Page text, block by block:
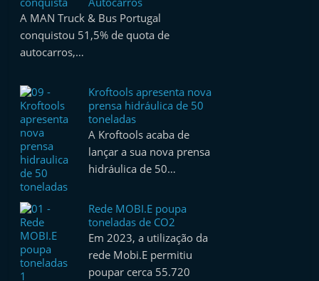
A MAN Truck & Bus Portugal
conquistou 51,5% de quota de
autocarros,…
Kroftools apresenta nova
prensa hidráulica de 50
toneladas
A Kroftools acaba de
lançar a sua nova prensa
hidráulica de 50…
Rede MOBI.E poupa
toneladas de CO2
Em 2023, a utilização da
rede Mobi.E permitiu
poupar cerca 55.720